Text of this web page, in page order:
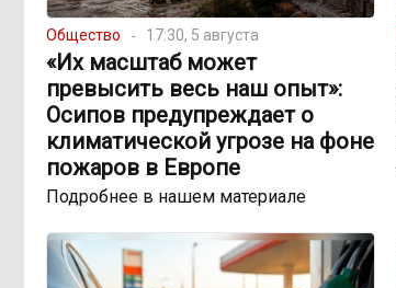
Общество 17:30, 5 августа
«Их масштаб может
превысить весь наш опыт»:
Осипов предупреждает о
климатической угрозе на фоне
пожаров в Европе
Подробнее в нашем материале